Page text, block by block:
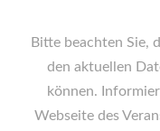
Bitte beachten Sie,
den aktuellen
können.
Webseite des